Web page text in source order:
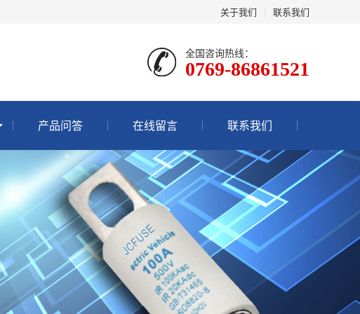
关于我们 联系我们
全国咨询热线：
0769-86861521
产品问答 在线留言 联系我们